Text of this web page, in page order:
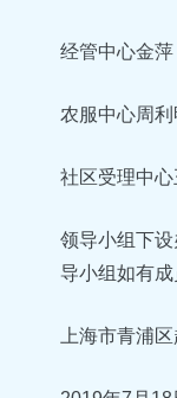
经管中心金萍
农服中心周利
社区受理中心
领导小组下
导小组如有
上海市青浦